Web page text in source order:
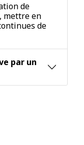
de
mettre en
de
par un